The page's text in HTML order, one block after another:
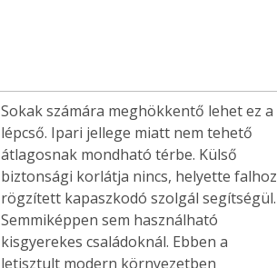
Sokak számára meghökkentő lehet ez a
lépcső. Ipari jellege miatt nem tehető
átlagosnak mondható térbe. Külső
biztonsági korlátja nincs, helyette falhoz
rögzített kapaszkodó szolgál segítségül.
Semmiképpen sem használható
kisgyerekes családoknál. Ebben a
letisztult modern környezetben